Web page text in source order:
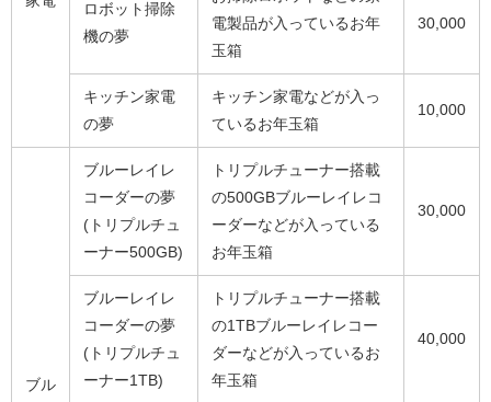
ロボット掃除
機の夢
電製品が入っているお年
玉箱
30,000
キッチン家電
の夢
キッチン家電などが入っ
ているお年玉箱
10,000
ブル
ブルーレイレ
コーダーの夢
(トリプルチュ
ーナー500GB)
トリプルチューナー搭載
の500GBブルーレイレコ
ーダーなどが入っている
お年玉箱
30,000
ブルーレイレ
コーダーの夢
(トリプルチュ
ーナー1TB)
トリプルチューナー搭載
の1TBブルーレイレコー
ダーなどが入っているお
年玉箱
40,000